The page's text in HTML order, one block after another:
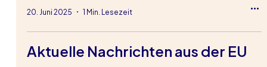
20. Juni 2025 1 Min. Lesezeit
Aktuelle Nachrichten aus der EU